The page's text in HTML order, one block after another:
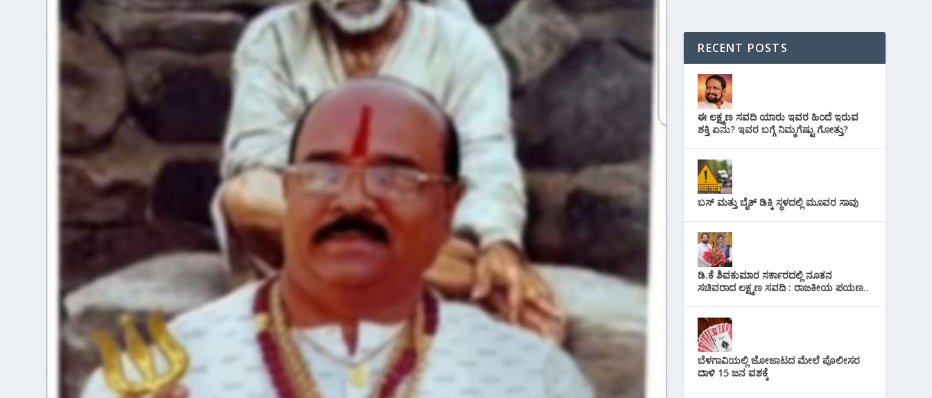
RECENT POSTS
ಈ ಲಕ್ಷ್ಮಣ ಸವದಿ ಯಾರು ಇವರ ಹಿಂದೆ ಇರುವ
ಶಕ್ತಿ ಏನು? ಇವರ ಬಗ್ಗೆ ನಿಮ್ಮಗೆಷ್ಟು ಗೋತ್ತು?
ಬಸ್ ಮತ್ತು ಬೈಕ್ ಡಿಕ್ಕಿ ಸ್ಥಳದಲ್ಲಿ ಮೂವರ ಸಾವು
ಡಿ.ಕೆ ಶಿವಕುಮಾರ ಸರ್ಕಾರದಲ್ಲಿ ನೂತನ
ಸಚಿವರಾದ ಲಕ್ಷ್ಮಣ ಸವದಿ : ರಾಜಕೀಯ ಪಯಣ..
ಬೆಳಗಾವಿಯಲ್ಲಿ ಜೋಜಾಟದ ಮೇಲೆ ಪೊಲೀಸರ
ದಾಳಿ 15 ಜನ ವಶಕ್ಕೆ